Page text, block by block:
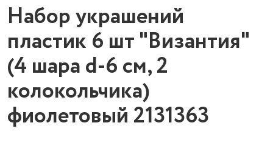
Набор украшений
пластик 6 шт "Византия"
(4 шара d-6 см, 2
колокольчика)
фиолетовый 2131363